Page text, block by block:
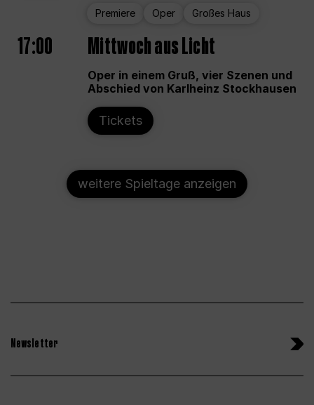
Premiere Oper Großes Haus
17:00 Mittwoch aus Licht
Oper in einem Gruß, vier Szenen und
Abschied von Karlheinz Stockhausen
Tickets
weitere Spieltage anzeigen
Newsletter